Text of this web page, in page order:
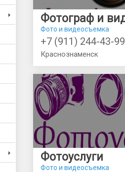
Фото и видеосъемка
+7 (911) 244-43-99
Краснознаменск
Фотоуслуги
Фото и видеосъемка